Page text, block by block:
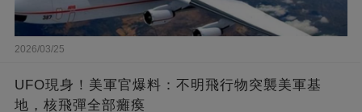
2026/03/25
UFO現身！美軍官爆料：不明飛行物突襲美軍基
地，核飛彈全部癱瘓